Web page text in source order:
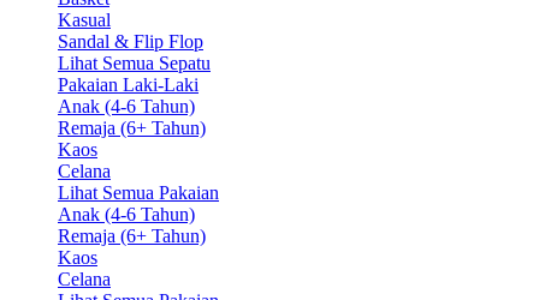
Kasual
Sandal & Flip Flop
Lihat Semua Sepatu
Pakaian Laki-Laki
Anak (4-6 Tahun)
Remaja (6+ Tahun)
Kaos
Celana
Lihat Semua Pakaian
Anak (4-6 Tahun)
Remaja (6+ Tahun)
Kaos
Celana